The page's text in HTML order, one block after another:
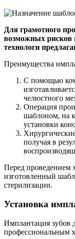
Для грамотного
возможных рисков
технологи
Преимущества
С помощью
челюстного
Операция
шаблоном, на
установки
получая в
Перед проведением
изготовленный
стерилизации.
Установка
Имплантация зубов
профессиональным